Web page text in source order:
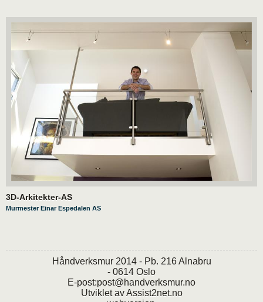
3D-Arkitekter-AS
Murmester Einar Espedalen AS
Håndverksmur 2014 - Pb. 216 Alnabru
- 0614 Oslo
E-post:post@handverksmur.no
Utviklet avAssist2net.no